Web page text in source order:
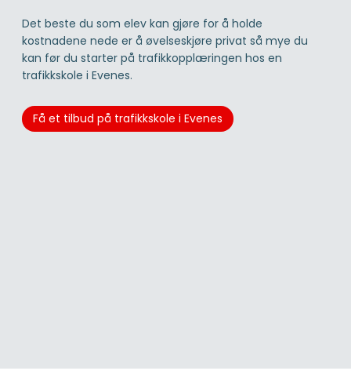
Det beste du som elev kan gjøre for å holde
kostnadene nede er å øvelseskjøre privat så mye du
kan før du starter på trafikkopplæringen hos en
trafikkskole i Evenes.
Få et tilbud på trafikkskole i Evenes